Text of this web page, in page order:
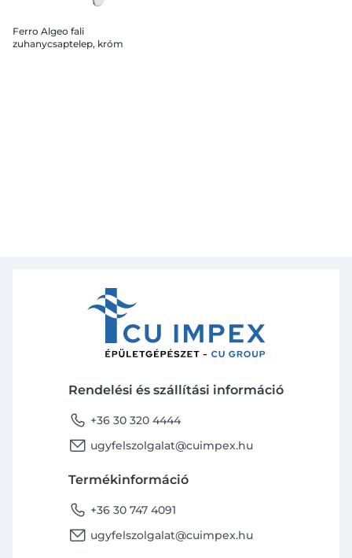
Ferro Algeo fali
zuhanycsaptelep, króm
Rendelési és szállítási információ
phone +36 30 320 4444
email ugyfelszolgalat@cuimpex.hu
Termékinformáció
phone +36 30 747 4091
email ugyfelszolgalat@cuimpex.hu